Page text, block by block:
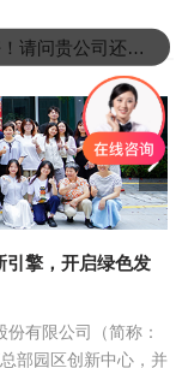
引擎，开启绿色发
有限公司（简称：
部园区创新中心，并